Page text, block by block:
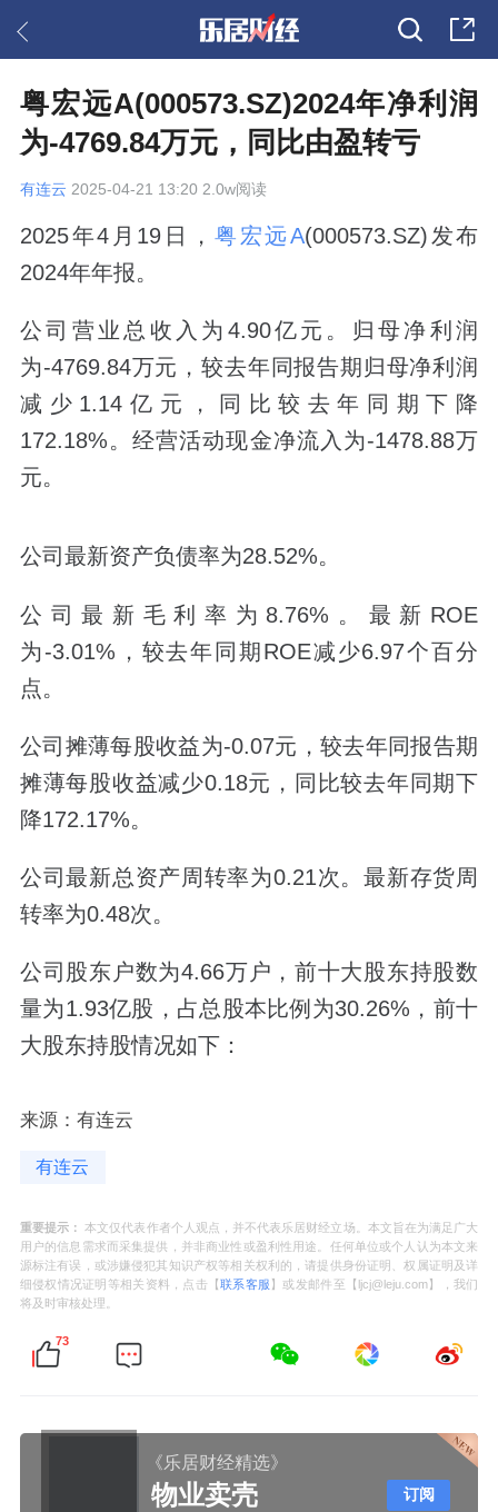
粤宏远A(000573.SZ)2024年净利润
为-4769.84万元，同比由盈转亏
有连云 2025-04-21 13:20 2.0w阅读
2025年4月19日，粤宏远A(000573.SZ)发布
2024年年报。
公司营业总收入为4.90亿元。归母净利润
为-4769.84万元，较去年同报告期归母净利润
减少1.14亿元，同比较去年同期下降
172.18%。经营活动现金净流入为-1478.88万
元。
公司最新资产负债率为28.52%。
公司最新毛利率为8.76%。最新ROE
为-3.01%，较去年同期ROE减少6.97个百分
点。
公司摊薄每股收益为-0.07元，较去年同报告期
摊薄每股收益减少0.18元，同比较去年同期下
降172.17%。
公司最新总资产周转率为0.21次。最新存货周
转率为0.48次。
公司股东户数为4.66万户，前十大股东持股数
量为1.93亿股，占总股本比例为30.26%，前十
大股东持股情况如下：
来源：有连云
有连云
重要提示： 本文仅代表作者个人观点，并不代表乐居财经立场。本文旨在为满足广大
用户的信息需求而采集提供，并非商业性或盈利性用途。任何单位或个人认为本文来
源标注有误，或涉嫌侵犯其知识产权等相关权利的，请提供身份证明、权属证明及详
细侵权情况证明等相关资料，点击【联系客服 】或发邮件至【ljcj@leju.com】，我们
将及时审核处理。
73
《乐居财经精选》
物业卖壳 订阅